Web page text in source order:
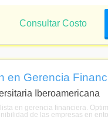
Consultar Costo
en Gerencia
Iberoamericana
en gerencia financiera.
de las empresas en